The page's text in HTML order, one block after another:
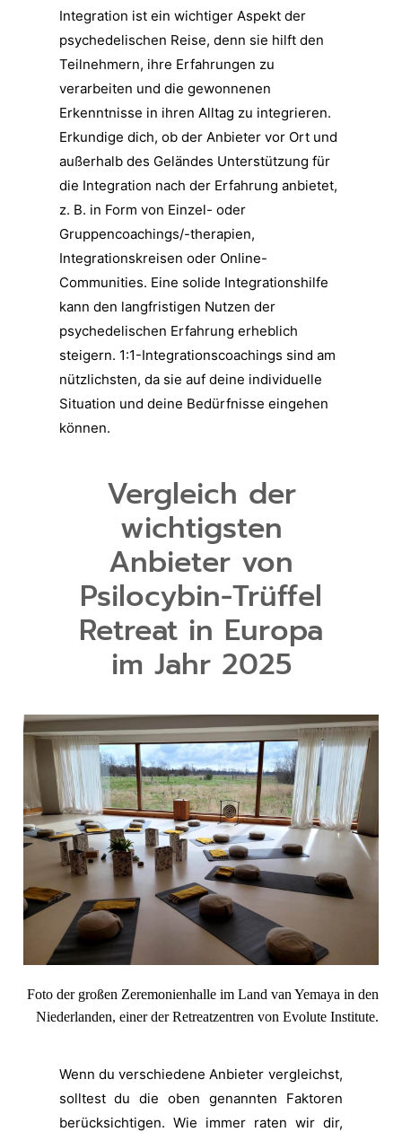
Integration ist ein wichtiger Aspekt der
psychedelischen Reise, denn sie hilft den
Teilnehmern, ihre Erfahrungen zu
verarbeiten und die gewonnenen
Erkenntnisse in ihren Alltag zu integrieren.
Erkundige dich, ob der Anbieter vor Ort und
außerhalb des Geländes Unterstützung für
die Integration nach der Erfahrung anbietet,
z. B. in Form von Einzel- oder
Gruppencoachings/-therapien,
Integrationskreisen oder Online-
Communities. Eine solide Integrationshilfe
kann den langfristigen Nutzen der
psychedelischen Erfahrung erheblich
steigern. 1:1-Integrationscoachings sind am
nützlichsten, da sie auf deine individuelle
Situation und deine Bedürfnisse eingehen
können.
Vergleich der
wichtigsten
Anbieter von
Psilocybin-Trüffel
Retreat in Europa
im Jahr 2025
Foto der großen Zeremonienhalle im Land van Yemaya in den
Niederlanden, einer derRetreatzentren von Evolute Institute.
Wenn du verschiedene Anbieter vergleichst,
solltest du die oben genannten Faktoren
berücksichtigen. Wie immer raten wir dir,